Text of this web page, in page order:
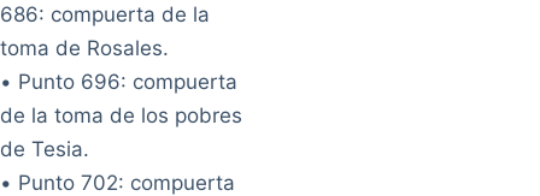
686: compuerta de la
toma de Rosales.
• Punto 696: compuerta
de la toma de los pobres
de Tesia.
• Punto 702: compuerta